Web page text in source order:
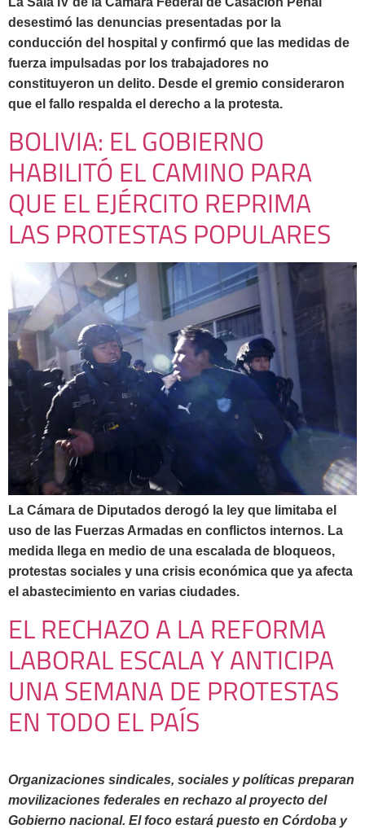
desestimó las denuncias presentadas por la
conducción del hospital y confirmó que las medidas de
fuerza impulsadas por los trabajadores no
constituyeron un delito. Desde el gremio consideraron
que el fallo respalda el derecho a la protesta.
BOLIVIA: EL GOBIERNO
HABILITÓ EL CAMINO PARA
QUE EL EJÉRCITO REPRIMA
LAS PROTESTAS POPULARES
La Cámara de Diputados derogó la ley que limitaba el
uso de las Fuerzas Armadas en conflictos internos. La
medida llega en medio de una escalada de bloqueos,
protestas sociales y una crisis económica que ya afecta
el abastecimiento en varias ciudades.
EL RECHAZO A LA REFORMA
LABORAL ESCALA Y ANTICIPA
UNA SEMANA DE PROTESTAS
EN TODO EL PAÍS
Organizaciones sindicales, sociales y políticas preparan
movilizaciones federales en rechazo al proyecto del
Gobierno nacional. El foco estará puesto en Córdoba y